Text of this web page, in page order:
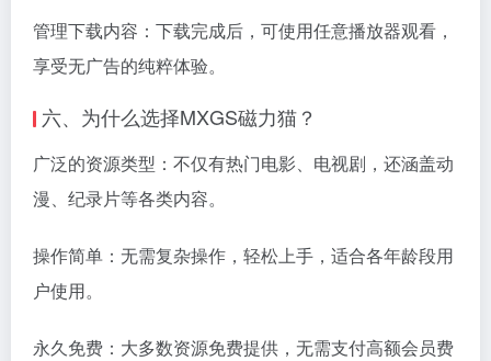
管理下载内容：下载完成后，可使用任意播放器观看，
享受无广告的纯粹体验。
六、为什么选择MXGS磁力猫？
广泛的资源类型：不仅有热门电影、电视剧，还涵盖动
漫、纪录片等各类内容。
操作简单：无需复杂操作，轻松上手，适合各年龄段用
户使用。
永久免费：大多数资源免费提供，无需支付高额会员费